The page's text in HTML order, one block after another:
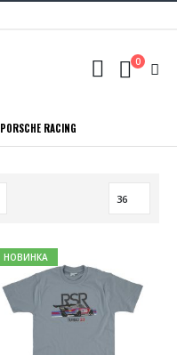
0
PORSCHE RACING
НОВИНКА